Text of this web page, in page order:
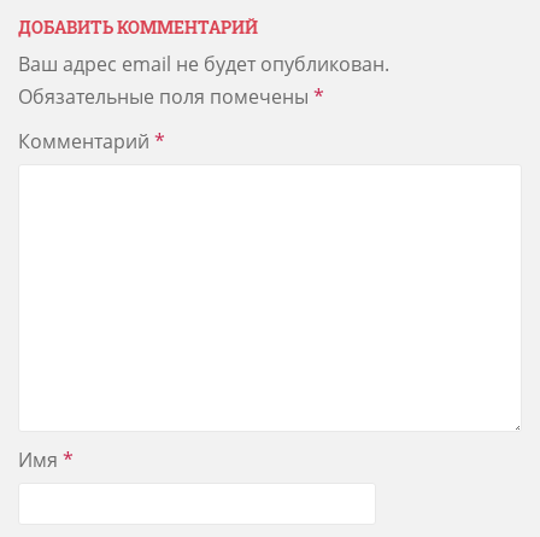
ДОБАВИТЬ КОММЕНТАРИЙ
Ваш адрес email не будет опубликован.
Обязательные поля помечены *
Комментарий *
Имя *